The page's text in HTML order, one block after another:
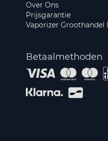
Over Ons
Prijsgarantie
Vaporizer Groothandel
Betaalmethoden